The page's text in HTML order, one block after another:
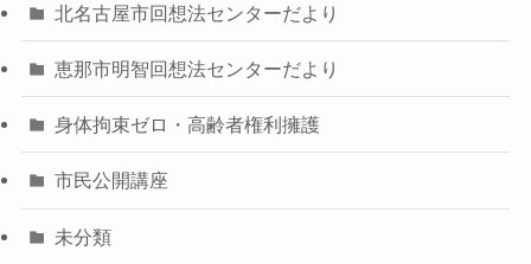
北名古屋市回想法センターだより
恵那市明智回想法センターだより
身体拘束ゼロ・高齢者権利擁護
市民公開講座
未分類